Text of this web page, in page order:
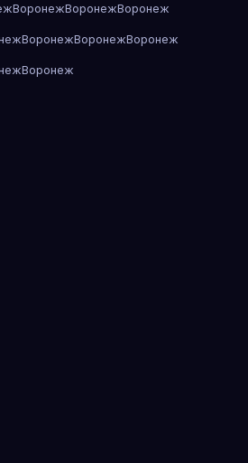
ВоронежВоронежВоронеж
ВоронежВоронежВоронеж
Воронеж